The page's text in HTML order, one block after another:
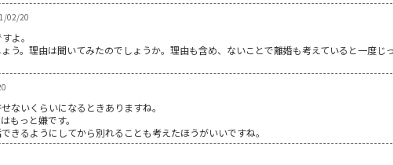
02/20
よ。
う。理由は聞いてみたのでしょうか。理由も含め、ないことで離婚も考えていると一度じ
ないくらいになるときありますね。
もっと嫌です。
きるようにしてから別れることも考えたほうがいいですね。